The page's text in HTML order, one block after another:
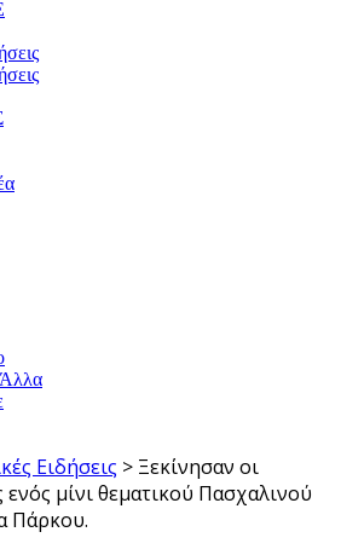
Ειδήσεις > Ξεκίνησαν οι
ενός μίνι θεματικού Πασχαλινού
Πάρκου.